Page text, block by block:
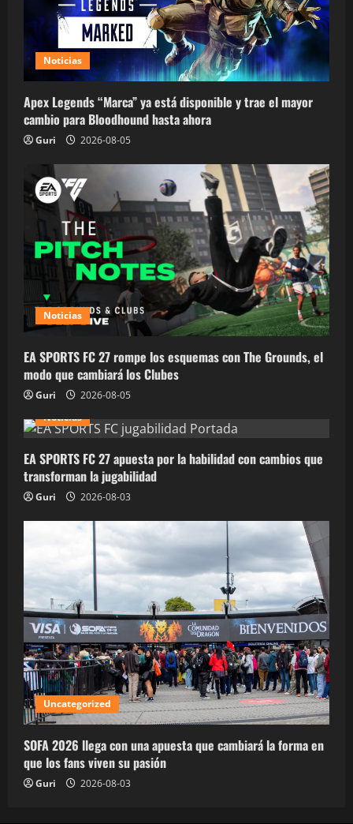
Noticias
Apex Legends “Marca” ya está disponible y trae el mayor
cambio para Bloodhound hasta ahora
Guri 2026-08-05
Noticias
EA SPORTS FC 27 rompe los esquemas con The Grounds, el
modo que cambiará los Clubes
Guri
2026-08-05
Noticias
EA SPORTS FC 27 apuesta por la habilidad con cambios que
transforman la jugabilidad
Guri 2026-08-03
Uncategorized
SOFA 2026 llega con una apuesta que cambiará la forma en
que los fans viven su pasión
Guri 2026-08-03